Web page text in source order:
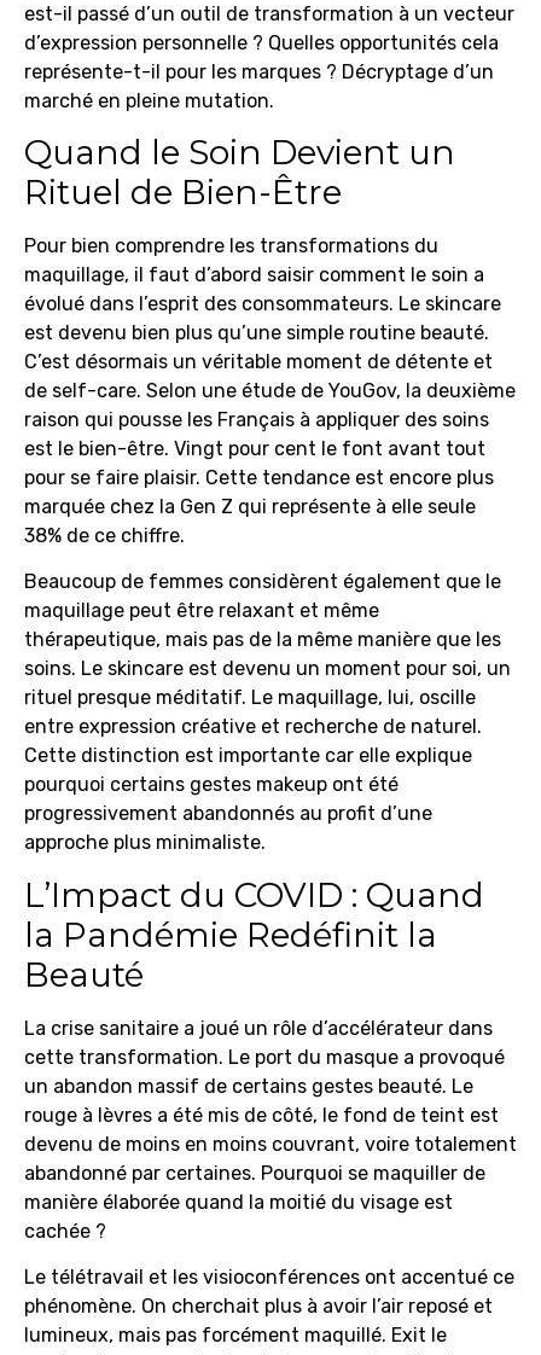
est-il passé d’un outil de transformation à un vecteur
d’expression personnelle ? Quelles opportunités cela
représente-t-il pour les marques ? Décryptage d’un
marché en pleine mutation.
Quand le Soin Devient un
Rituel de Bien-Être
Pour bien comprendre les transformations du
maquillage, il faut d’abord saisir comment le soin a
évolué dans l’esprit des consommateurs. Le skincare
est devenu bien plus qu’une simple routine beauté.
C’est désormais un véritable moment de détente et
de self-care. Selon une étude de YouGov, la deuxième
raison qui pousse les Français à appliquer des soins
est le bien-être. Vingt pour cent le font avant tout
pour se faire plaisir. Cette tendance est encore plus
marquée chez la Gen Z qui représente à elle seule
38% de ce chiffre.
Beaucoup de femmes considèrent également que le
maquillage peut être relaxant et même
thérapeutique, mais pas de la même manière que les
soins. Le skincare est devenu un moment pour soi, un
rituel presque méditatif. Le maquillage, lui, oscille
entre expression créative et recherche de naturel.
Cette distinction est importante car elle explique
pourquoi certains gestes makeup ont été
progressivement abandonnés au profit d’une
approche plus minimaliste.
L’Impact du COVID : Quand
la Pandémie Redéfinit la
Beauté
La crise sanitaire a joué un rôle d’accélérateur dans
cette transformation. Le port du masque a provoqué
un abandon massif de certains gestes beauté. Le
rouge à lèvres a été mis de côté, le fond de teint est
devenu de moins en moins couvrant, voire totalement
abandonné par certaines. Pourquoi se maquiller de
manière élaborée quand la moitié du visage est
cachée ?
Le télétravail et les visioconférences ont accentué ce
phénomène. On cherchait plus à avoir l’air reposé et
lumineux, mais pas forcément maquillé. Exit le